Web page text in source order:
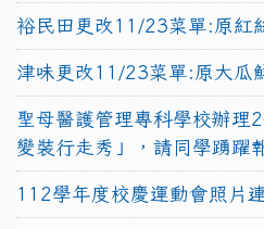
裕民田更改11/23菜單:原紅
津味更改11/23菜單:原大瓜
聖母醫護管理專科學校辦理
變裝行走秀」，請同學踴躍
112學年度校慶運動會照片